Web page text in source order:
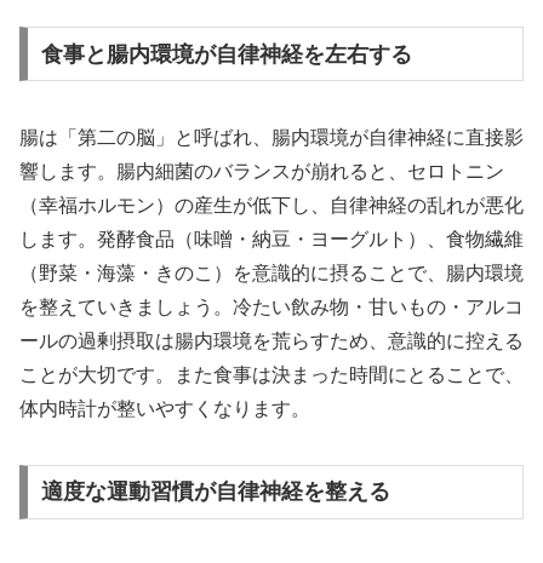
食事と腸内環境が自律神経を左右する
腸は「第二の脳」と呼ばれ、腸内環境が自律神経に直接影
響します。腸内細菌のバランスが崩れると、セロトニン
（幸福ホルモン）の産生が低下し、自律神経の乱れが悪化
します。発酵食品（味噌・納豆・ヨーグルト）、食物繊維
（野菜・海藻・きのこ）を意識的に摂ることで、腸内環境
を整えていきましょう。冷たい飲み物・甘いもの・アルコ
ールの過剰摂取は腸内環境を荒らすため、意識的に控える
ことが大切です。また食事は決まった時間にとることで、
体内時計が整いやすくなります。
適度な運動習慣が自律神経を整える